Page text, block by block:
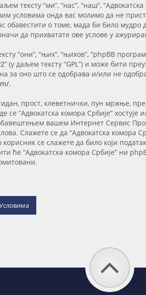
тексту “ми”, “нас”, “наш”,
условима онда вас молимо да не
обавестити о томе, мада би било
да прихватате ове услове у
“они”, “њих”, “њихов”, “phpBB
” (у даљем тексту “GPL”) и може бити
за оно што се одобрава и/или не
.
прост, клеветнички, пун мржње,
“Адвокатска комора Србије”
вашем Интернет Сервис
Слажете се да “Адвокатска комора
се слажете да било који
ће “Адвокатска комора Србије” ни